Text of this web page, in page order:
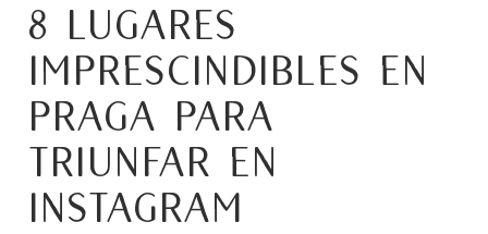
8 Lugares
imprescindibles en
Praga para
triunfar en
Instagram